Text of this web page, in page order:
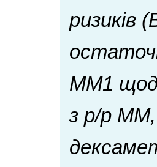
ризиків
MM1
з р/р ММ,